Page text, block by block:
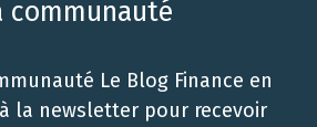
communauté
Le Blog Finance en
la newsletter pour recevoir